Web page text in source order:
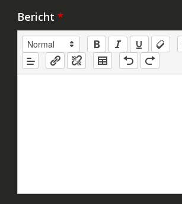
Bericht *